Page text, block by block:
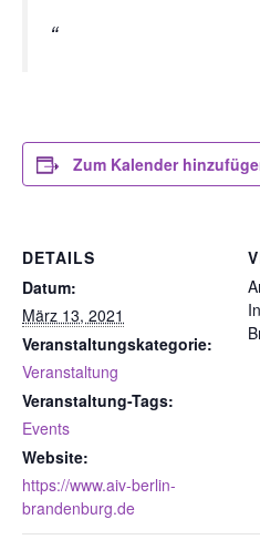
Zum Kalender
DETAILS
Datum:
März 13, 2021
Veranstaltungskategorie:
Veranstaltung
Veranstaltung-Tags:
Events
Website:
https://www.aiv-berlin-
brandenburg.de